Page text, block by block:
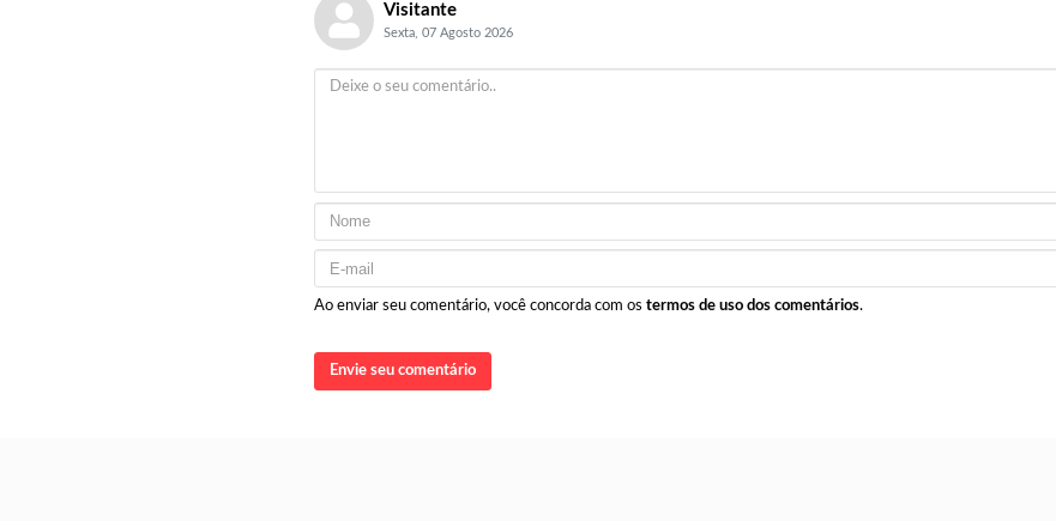
Visitante
Sexta, 07 Agosto 2026
Ao enviar seu comentário, você concorda com os termos de uso dos comentários.
Envie seu comentário